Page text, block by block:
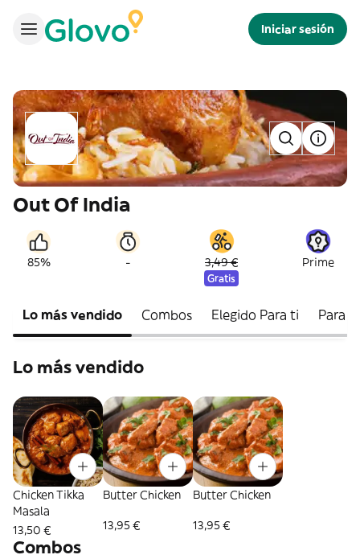
Iniciar sesión
Out Of India
85% - 3,49 €
Gratis
Prime
Lo más vendido Combos Elegido Para ti Para
Lo más vendido
Chicken Tikka
Masala
13,50 €
Butter Chicken
13,95 €
Butter Chicken
13,95 €
Combos